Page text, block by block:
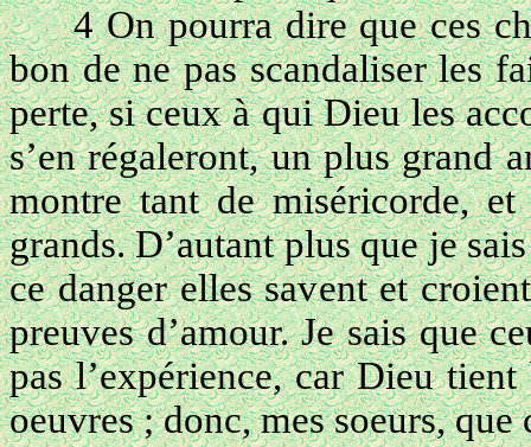
4 On pourra dire que ces
bon de ne pas scandaliser les
perte, si ceux à qui Dieu les
s’en régaleront, un plus grand
montre tant de miséricorde,
grands. D’autant plus que je
ce danger elles savent et
preuves d’amour. Je sais que
pas l’expérience, car Dieu
oeuvres ; donc, mes soeurs,